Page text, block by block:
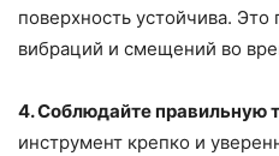
поверхность устойчива.
вибраций и смещений во
4. Соблюдайте правильную
инструмент крепко и